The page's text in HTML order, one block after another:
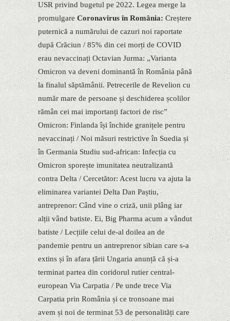
USR privind bugetul pe 2022. Legea merge la
promulgareCoronavirus în România: Creștere
puternică a numărului de cazuri noi raportate
după Crăciun / 85% din cei morți de COVID
erau nevaccinați Octavian Jurma: „Varianta
Omicron va deveni dominantă în România până
la finalul săptămânii. Petrecerile de Revelion cu
număr mare de persoane și deschiderea școlilor
rămân cei mai importanți factori de risc”
Omicron: Finlanda își închide granițele pentru
nevaccinați / Noi măsuri restrictive în Suedia și
în Germania Studiu sud-african: Infecția cu
Omicron sporește imunitatea neutralizantă
contra Delta / Cercetător: Acest lucru va ajuta la
eliminarea variantei Delta Dan Paștiu,
antreprenor: Când vine o criză, unii plâng iar
alții vând batiste. Ei, Big Pharma acum a vândut
batiste / Lecțiile celui de-al doilea an de
pandemie pentru un antreprenor sibian care s-a
extins și în afara țării Ungaria anunță că și-a
terminat partea din coridorul rutier central-
european Via Carpatia / Pe unde trece Via
Carpatia prin România și ce tronsoane mai
avem și noi de terminat 53 de personalități care